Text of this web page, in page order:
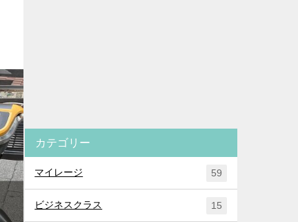
カテゴリー
マイレージ 59
ビジネスクラス 15